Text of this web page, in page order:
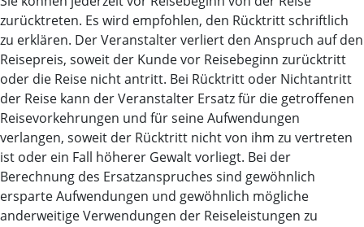
zurücktreten. Es wird empfohlen, den Rücktritt schriftlich
zu erklären. Der Veranstalter verliert den Anspruch auf den
Reisepreis, soweit der Kunde vor Reisebeginn zurücktritt
oder die Reise nicht antritt. Bei Rücktritt oder Nichtantritt
der Reise kann der Veranstalter Ersatz für die getroffenen
Reisevorkehrungen und für seine Aufwendungen
verlangen, soweit der Rücktritt nicht von ihm zu vertreten
ist oder ein Fall höherer Gewalt vorliegt. Bei der
Berechnung des Ersatzanspruches sind gewöhnlich
ersparte Aufwendungen und gewöhnlich mögliche
anderweitige Verwendungen der Reiseleistungen zu